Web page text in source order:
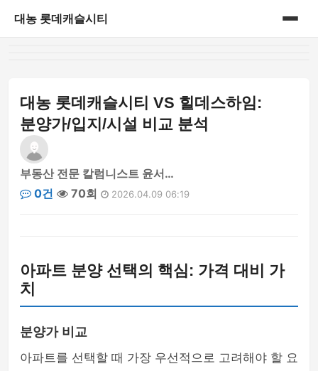
대농 롯데캐슬시티
대농 롯데캐슬시티 VS 힐데스하임:
분양가/입지/시설 비교 분석
부동산 전문 칼럼니스트 윤서…
0건
70회 2026.04.09 06:19
아파트 분양 선택의 핵심: 가격 대비 가
치
분양가 비교
아파트를 선택할 때 가장 우선적으로 고려해야 할 요